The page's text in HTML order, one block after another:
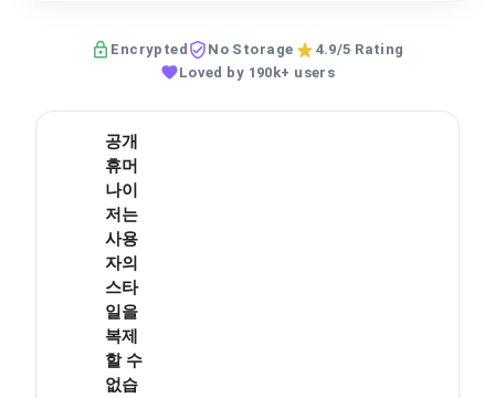
Encrypted No Storage
4.9/5 Rating
Loved by 190k+ users
공개
휴머
나이
저는
사용
자의
스타
일을
복제
할 수
없습